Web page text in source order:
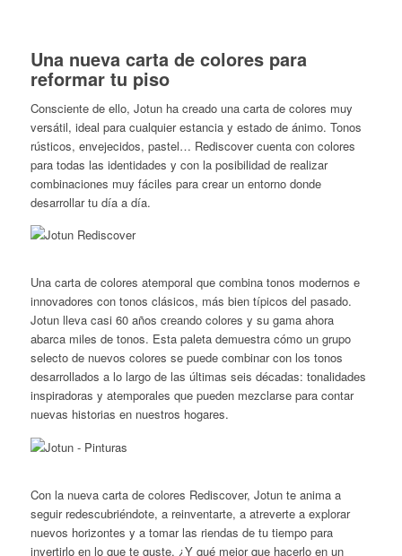
Una nueva carta de colores para
reformar tu piso
Consciente de ello, Jotun ha creado una carta de colores muy
versátil, ideal para cualquier estancia y estado de ánimo. Tonos
rústicos, envejecidos, pastel… Rediscover cuenta con colores
para todas las identidades y con la posibilidad de realizar
combinaciones muy fáciles para crear un entorno donde
desarrollar tu día a día.
Una carta de colores atemporal que combina tonos modernos e
innovadores con tonos clásicos, más bien típicos del pasado.
Jotun lleva casi 60 años creando colores y su gama ahora
abarca miles de tonos. Esta paleta demuestra cómo un grupo
selecto de nuevos colores se puede combinar con los tonos
desarrollados a lo largo de las últimas seis décadas: tonalidades
inspiradoras y atemporales que pueden mezclarse para contar
nuevas historias en nuestros hogares.
Con la nueva carta de colores Rediscover, Jotun te anima a
seguir redescubriéndote, a reinventarte, a atreverte a explorar
nuevos horizontes y a tomar las riendas de tu tiempo para
invertirlo en lo que te guste. ¿Y qué mejor que hacerlo en un